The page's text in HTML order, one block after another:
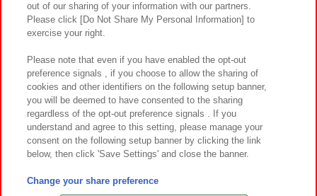
プライバシーポリシー ウェブアクセシビリティ方針と検証結果
お取引先さまとともに
カスタマーハラスメント対応方針 よくあるご質問・お問い合わせ
©Bandai Namco Amusement Inc.
©Bandai Namco Amusement Lab Inc.
out of our sharing of your information with our partners.
Please click [Do Not Share My Personal Information] to
exercise your right.
Please note that even if you have enabled the opt-out
preference signals , if you choose to allow the sharing of
cookies and other identifiers on the following setup banner,
you will be deemed to have consented to the sharing
regardless of the opt-out preference signals . If you
understand and agree to this setting, please manage your
consent on the following setup banner by clicking the link
below, then click 'Save Settings' and close the banner.
Change your share preference